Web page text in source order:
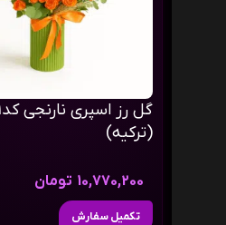
(ترکیه)
10,770,200 تومان
تکمیل سفارش